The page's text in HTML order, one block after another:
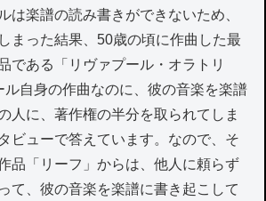
楽譜の読み書きができないため、
まった結果、50歳の頃に作曲した最
である「リヴァプール・オラトリ
ル自身の作曲なのに、彼の音楽を楽譜
人に、著作権の半分を取られてしま
ビューで答えています。なので、そ
品「リーフ」からは、他人に頼らず
て、彼の音楽を楽譜に書き起こして